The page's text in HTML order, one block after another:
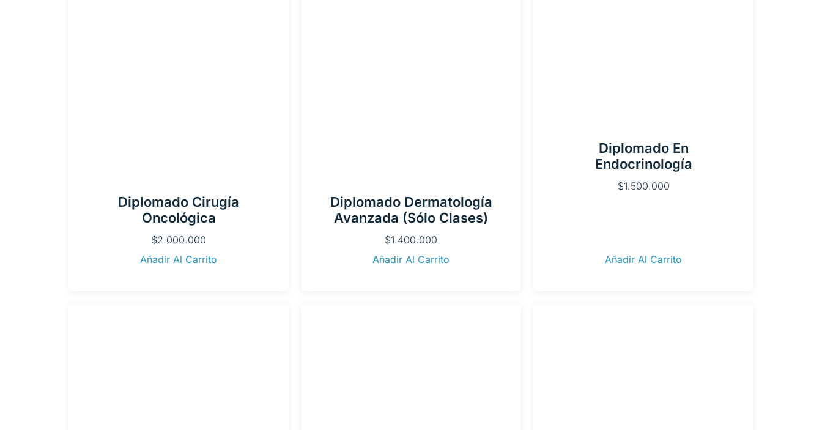
Diplomado Cirugía
Oncológica
$2.000.000
Añadir Al Carrito
Diplomado Dermatología
Avanzada (Sólo Clases)
$1.400.000
Añadir Al Carrito
Diplomado En
Endocrinología
$1.500.000
Añadir Al Carrito